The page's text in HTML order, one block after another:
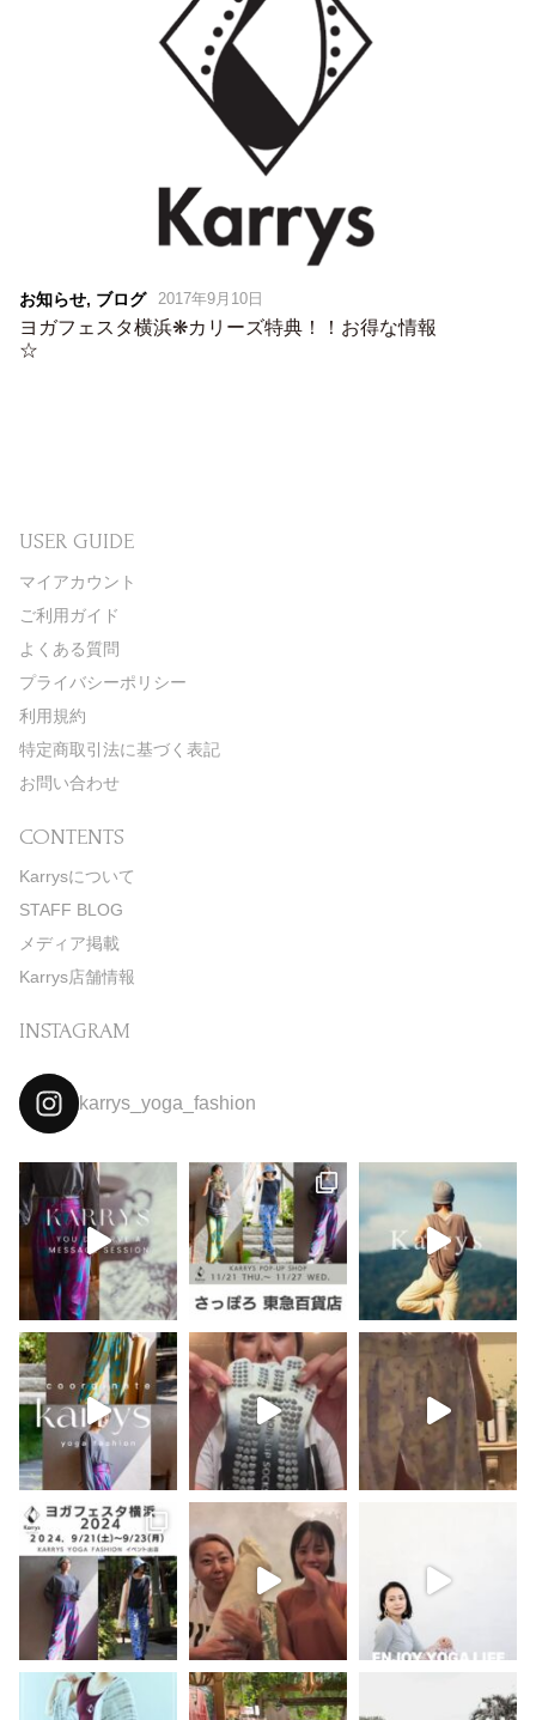
お知らせ, ブログ 2017年9月10日
ヨガフェスタ横浜❋カリーズ特典！！お得な情報
☆
USER GUIDE
マイアカウント
ご利用ガイド
よくある質問
プライバシーポリシー
利用規約
特定商取引法に基づく表記
お問い合わせ
CONTENTS
Karrysについて
STAFF BLOG
メディア掲載
Karrys店舗情報
INSTAGRAM
karrys_yoga_fashion